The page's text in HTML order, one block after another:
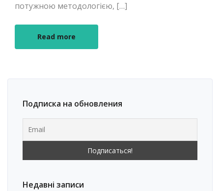
потужною методологією, […]
Read more
Подписка на обновления
Недавні записи